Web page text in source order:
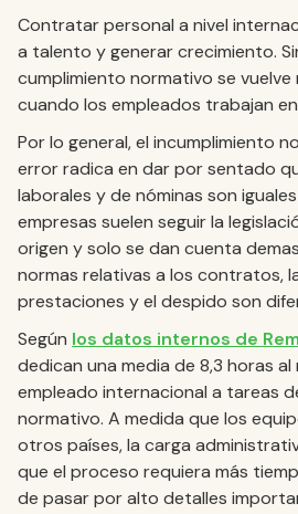
Contratar personal a nivel
a talento y generar crecimiento.
cumplimiento normativo se vuelve
cuando los empleados trabajan
Por lo general, el incumplimiento
error radica en dar por sentado
laborales y de nóminas son
empresas suelen seguir la
origen y solo se dan cuenta
normas relativas a los contratos,
prestaciones y el despido son
Según los datos internos de
dedican una media de 8,3 horas
empleado internacional a tareas
normativo. A medida que los
otros países, la carga
que el proceso requiera más
de pasar por alto detalles